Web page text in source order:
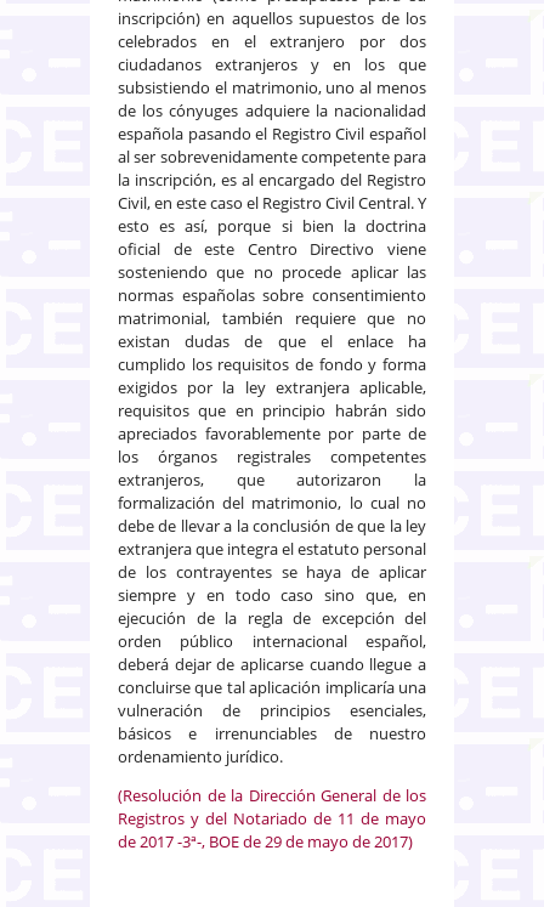
inscripción) en aquellos supuestos de los
celebrados en el extranjero por dos
ciudadanos extranjeros y en los que
subsistiendo el matrimonio, uno al menos
de los cónyuges adquiere la nacionalidad
española pasando el Registro Civil español
al ser sobrevenidamente competente para
la inscripción, es al encargado del Registro
Civil, en este caso el Registro Civil Central. Y
esto es así, porque si bien la doctrina
oficial de este Centro Directivo viene
sosteniendo que no procede aplicar las
normas españolas sobre consentimiento
matrimonial, también requiere que no
existan dudas de que el enlace ha
cumplido los requisitos de fondo y forma
exigidos por la ley extranjera aplicable,
requisitos que en principio habrán sido
apreciados favorablemente por parte de
los órganos registrales competentes
extranjeros, que autorizaron la
formalización del matrimonio, lo cual no
debe de llevar a la conclusión de que la ley
extranjera que integra el estatuto personal
de los contrayentes se haya de aplicar
siempre y en todo caso sino que, en
ejecución de la regla de excepción del
orden público internacional español,
deberá dejar de aplicarse cuando llegue a
concluirse que tal aplicación implicaría una
vulneración de principios esenciales,
básicos e irrenunciables de nuestro
ordenamiento jurídico.
(Resolución de la Dirección General de los
Registros y del Notariado de 11 de mayo
de 2017 -3ª-, BOE de 29 de mayo de 2017)